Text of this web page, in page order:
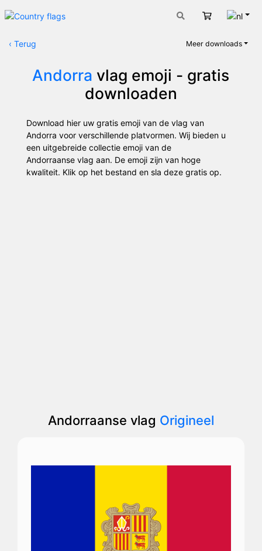
Winkelwagen
‹ Terug Meer downloads
Andorra vlag emoji - gratis
downloaden
Download hier uw gratis emoji van de vlag van
Andorra voor verschillende platvormen. Wij bieden u
een uitgebreide collectie emoji van de
Andorraanse vlag aan. De emoji zijn van hoge
kwaliteit. Klik op het bestand en sla deze gratis op.
Andorraanse vlag Origineel